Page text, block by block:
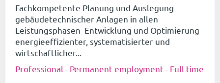
Fachkompetente Planung und Auslegung
gebäudetechnischer Anlagen in allen
Leistungsphasen Entwicklung und Optimierung
energieeffizienter, systematisierter und
wirtschaftlicher...
Professional - Permanent employment - Full time